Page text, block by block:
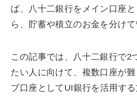
ば、八十二銀行をメイン口座
ら、貯蓄や積立のお金を分けて
この記事では、八十二銀行で2
たい人に向けて、複数口座が
ブ口座としてUI銀行を活用す